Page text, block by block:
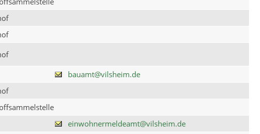
bauamt@vilsheim.de
einwohnermeldeamt@vilsheim.de